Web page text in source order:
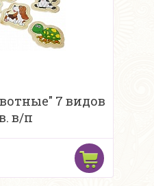
7 видов
в/п